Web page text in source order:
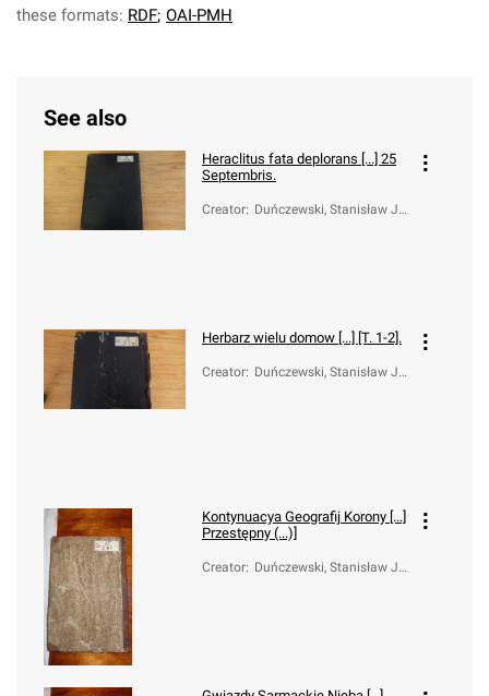
these formats: RDF; OAI-PMH
See also
Heraclitus fata deplorans [...] 25
Septembris.
Creator: Duńczewski, Stanisław Jó
Herbarz wielu domow [...] [T. 1-2].
Creator: Duńczewski, Stanisław Jó
Kontynuacya Geografij Korony [...]
Przestępny (...)]
Creator: Duńczewski, Stanisław Jó